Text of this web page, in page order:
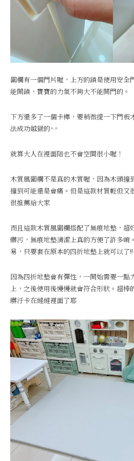
圍欄有一個門片喔，上方的鎖是使用安全
能開鎖，寶寶的力氣不夠大不能開門的。
下方還多了一個卡榫，要稍微提一下門板
法成功越獄的^^
就算大人在裡面陪也不會空間很小喔！
木質風圍欄不是真的木質喔，因為木頭撞
撞到可能還是會痛。但是這款材質輕但又
很推薦給大家
而且這款木質風圍欄搭配了無痕地墊，超
髒污，無痕地墊清潔上真的方便了許多唷
易，只要套在原本的四折地墊上就可以了!!
因為四折地墊會有彈性，一開始需要一點
上，之後使用後慢慢就會符合形狀。超棒
髒汙卡在縫縫裡面了耶